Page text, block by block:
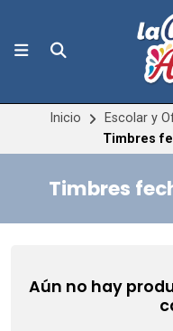
Inicio Escolar y
Timbres
Timbres
Aún no hay